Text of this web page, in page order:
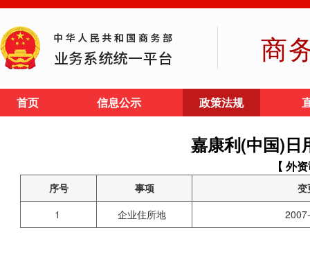
商
首页 信息公示 政策法规
嘉康利(中国)日
【 外
序号 事项
变
1
企业住所地